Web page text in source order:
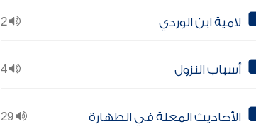
2 لامية ابن الوردي
4 أسباب النزول
29 الأحاديث المعلة في الطهارة